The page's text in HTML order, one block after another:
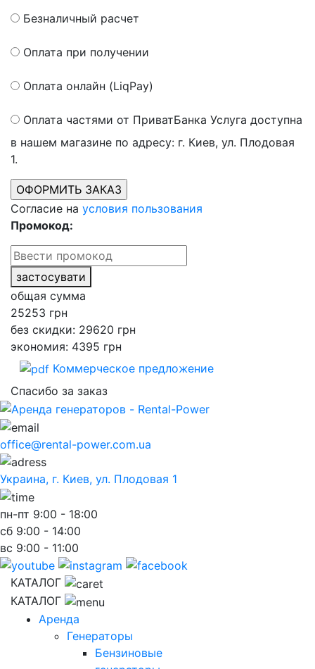
Безналичный расчет
Оплата при получении
Оплата онлайн (LiqPay)
Оплата частями от ПриватБанка Услуга доступна
в нашем магазине по адресу: г. Киев, ул. Плодовая
1.
Согласие на условия пользования
Промокод:
застосувати
общая сумма
25253 грн
без скидки: 29620 грн
экономия: 4395 грн
Коммерческое предложение
Спасибо за заказ
office@rental-power.com.ua
Украина, г. Киев, ул. Плодовая 1
пн-пт 9:00 - 18:00
сб 9:00 - 14:00
вс 9:00 - 11:00
КАТАЛОГ
КАТАЛОГ
Аренда
Генераторы
Бензиновые